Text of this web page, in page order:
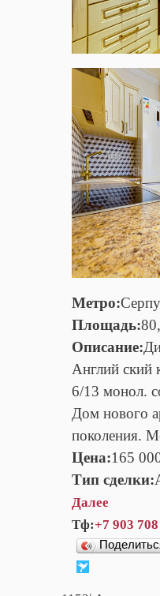
Метро:
Площадь:
Описание:
Англий ский
6/13 монол.
Дом нового
поколения.
Цена:165
Тип сделки:
Далее
Тф:+7 903